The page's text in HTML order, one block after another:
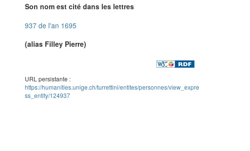
Son nom est cité dans les lettres
937 de l'an 1695
(alias Filley Pierre)
URL persistante :
https://humanities.unige.ch/turrettini/entites/personnes/view_expre
ss_entity/124937